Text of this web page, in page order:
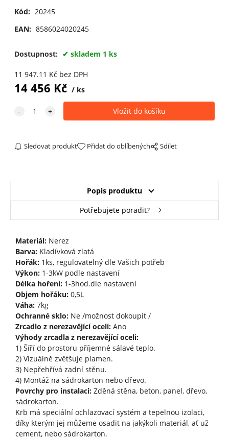
Kód: 20245
EAN: 8586024020245
Dostupnost: skladem 1 ks
11 947.11 Kč bez DPH
14 456 Kč ks
Sledovat produkt Přidat do oblíbených Sdílet
Popis produktu
Potřebujete poradit?
Materiál:Nerez
Barva:Kladívková zlatá
Hořák:1ks, regulovatelný dle Vašich potřeb
Výkon:1-3kW podle nastavení
Délka hoření:1-3hod.dle nastavení
Objem hořáku:0,5L
Váha:7kg
Ochranné sklo:Ne /možnost dokoupit /
Zrcadlo z nerezavějící oceli:Ano
Výhody zrcadla z nerezavějící oceli:
1) Šíří do prostoru příjemné sálavé teplo.
2) Vizuálně zvětšuje plamen.
3) Nepřehřívá zadní stěnu.
4) Montáž na sádrokarton nebo dřevo.
Povrchy pro instalaci:Zděná stěna, beton, panel, dřevo,
sádrokarton.
Krb má speciální ochlazovací systém a tepelnou izolaci,
díky kterým jej můžeme osadit na jakýkoli materiál, ať už
cement, nebo sádrokarton.